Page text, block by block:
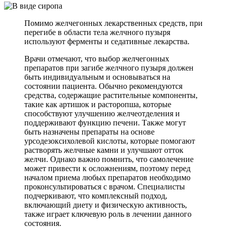
Помимо желчегонных лекарственных средств, при
перегибе в области тела желчного пузыря
используют ферменты и седативные лекарства.
Врачи отмечают, что выбор желчегонных
препаратов при загибе желчного пузыря должен
быть индивидуальным и основываться на
состоянии пациента. Обычно рекомендуются
средства, содержащие растительные компоненты,
такие как артишок и расторопша, которые
способствуют улучшению желчеотделения и
поддерживают функцию печени. Также могут
быть назначены препараты на основе
урсодезоксихолевой кислоты, которые помогают
растворять желчные камни и улучшают отток
желчи. Однако важно помнить, что самолечение
может привести к осложнениям, поэтому перед
началом приема любых препаратов необходимо
проконсультироваться с врачом. Специалисты
подчеркивают, что комплексный подход,
включающий диету и физическую активность,
также играет ключевую роль в лечении данного
состояния.